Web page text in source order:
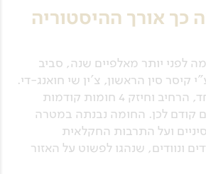
כך אורך ההיסטוריה
לפני יותר מאלפיים שנה, סביב
ע"י קיסר סין הראשון, צ'ין שי חואנג-די.
למעשה, הקיסר איחד, הרחיב וחיזק 4 חומות קודמות
כ-500 שנים קודם לכן. החומה נבנתה במטרה
ועל התרבות החקלאית
ונוודים, שנהגו לפשוט על האזור